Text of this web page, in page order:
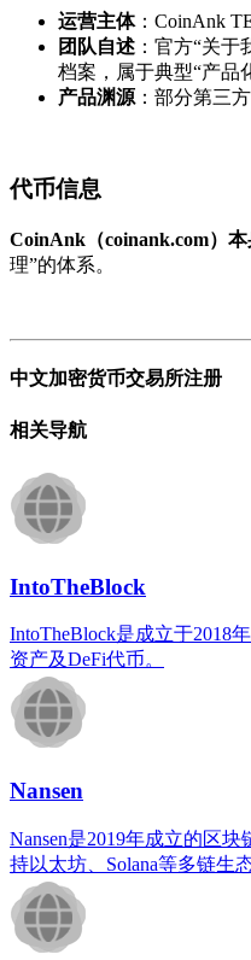
运营主体：CoinAnk
团队自述 ：官方“关
档案，属于典型“产品
产品渊源 ：部分第三
代币信息
CoinAnk（coinank.com）
理”的体系。
中文加密货币交易所注册
相关导航
IntoTheBlock
IntoTheBlock是成立于2018
资产及DeFi代币。
Nansen
Nansen是2019年成立的区
持以太坊、Solana等多链生态